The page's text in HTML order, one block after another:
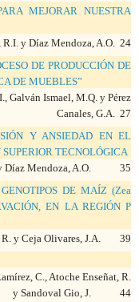
MEJORAR NUESTRA
R.I. y Díaz Mendoza, A.O. 24
DE PRODUCCIÓN DE
DE MUEBLES”
Galván Ismael, M.Q. y Pérez
Canales, G.A. 27
Y ANSIEDAD EN EL
TECNOLÓGICA
y Díaz Mendoza, A.O. 35
DE MAÍZ (Zea
EN LA REGIÓN P
R. y Ceja Olivares, J.A. 39
C., Atoche Enseñat, R.
y Sandoval Gio, J. 44